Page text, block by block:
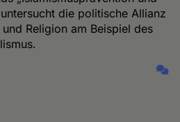
die politische Allianz
Religion am Beispiel des